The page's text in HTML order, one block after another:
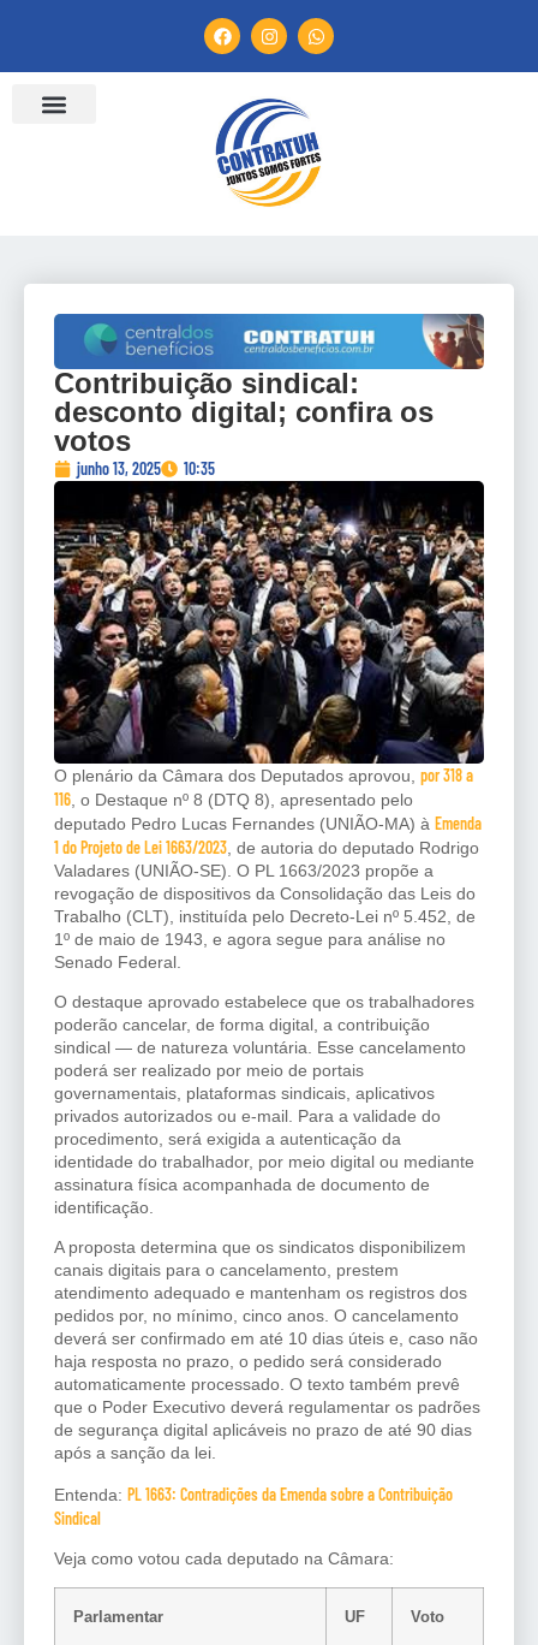
Contribuição sindical:
desconto digital; confira os
votos
junho 13, 2025 10:35
O plenário da Câmara dos Deputados aprovou, por 318 a
116 , o Destaque nº 8 (DTQ 8), apresentado pelo
deputado Pedro Lucas Fernandes (UNIÃO-MA) à Emenda
1 do Projeto de Lei 1663/2023 , de autoria do deputado Rodrigo
Valadares (UNIÃO-SE). O PL 1663/2023 propõe a
revogação de dispositivos da Consolidação das Leis do
Trabalho (CLT), instituída pelo Decreto-Lei nº 5.452, de
1º de maio de 1943, e agora segue para análise no
Senado Federal.
O destaque aprovado estabelece que os trabalhadores
poderão cancelar, de forma digital, a contribuição
sindical — de natureza voluntária. Esse cancelamento
poderá ser realizado por meio de portais
governamentais, plataformas sindicais, aplicativos
privados autorizados ou e-mail. Para a validade do
procedimento, será exigida a autenticação da
identidade do trabalhador, por meio digital ou mediante
assinatura física acompanhada de documento de
identificação.
A proposta determina que os sindicatos disponibilizem
canais digitais para o cancelamento, prestem
atendimento adequado e mantenham os registros dos
pedidos por, no mínimo, cinco anos. O cancelamento
deverá ser confirmado em até 10 dias úteis e, caso não
haja resposta no prazo, o pedido será considerado
automaticamente processado. O texto também prevê
que o Poder Executivo deverá regulamentar os padrões
de segurança digital aplicáveis no prazo de até 90 dias
após a sanção da lei.
Entenda: PL 1663: Contradições da Emenda sobre a Contribuição
Sindical
Veja como votou cada deputado na Câmara:
Parlamentar UF Voto